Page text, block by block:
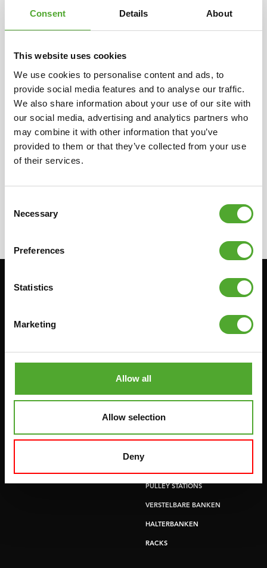
Consent Details About
This website uses cookies
We use cookies to personalise content and ads, to
provide social media features and to analyse our traffic.
We also share information about your use of our site with
our social media, advertising and analytics partners who
may combine it with other information that you’ve
provided to them or that they’ve collected from your use
of their services.
Selection
Necessary
Preferences
Statistics
Marketing
Allow all
Allow selection
Deny
Als in uw land geen verkopers worden
getoond, neemt u contact op met de
distributeur in uw land voor meer informatie
over onze lokale verkopers. Zij kunnen u de
benodigde informatie over de verkopers
Blijf op de hoogte: schrijf je in voor onze
PULLEY STATIONS
VERSTELBARE BANKEN
HALTERBANKEN
RACKS